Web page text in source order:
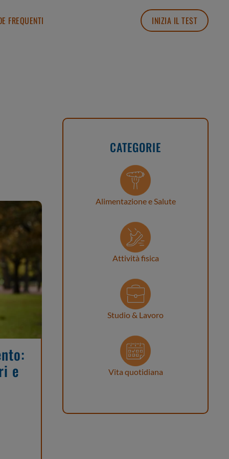
FREQUENTI INIZIA IL TEST
CATEGORIE
Alimentazione e Salute
Attività fisica
Studio & Lavoro
Vita quotidiana
e